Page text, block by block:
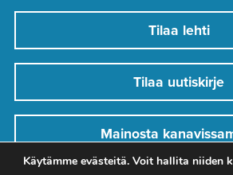
Tilaa lehti
Tilaa uutiskirje
Mainosta
Käytämme evästeitä. Voit hallita niiden